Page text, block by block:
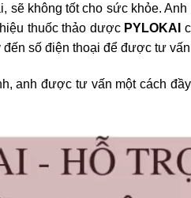
sẽ không tốt cho sức khỏe.
thuốc thảo dược PYLOKAI
số điện thoại để được tư
anh được tư vấn một cách